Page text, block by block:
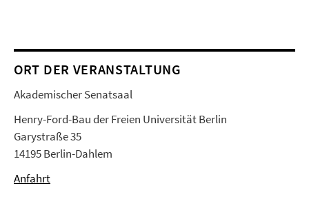
ORT DER VERANSTALTUNG
Akademischer Senatsaal
Henry-Ford-Bau der Freien Universität Berlin
Garystraße 35
14195 Berlin-Dahlem
Anfahrt